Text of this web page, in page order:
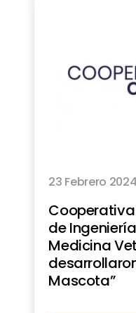
23 Febrero 2024
de
Medicina
Mascota”